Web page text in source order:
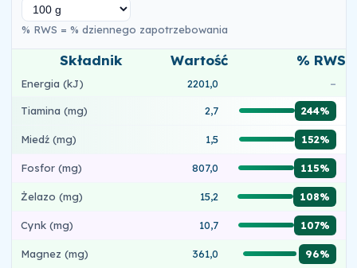
% RWS = % dziennego zapotrzebowania
Składnik Wartość % RWS
Energia (kJ) 2201,0 –
Tiamina (mg) 2,7 244%
Miedź (mg) 1,5 152%
Fosfor (mg) 807,0 115%
Żelazo (mg) 15,2 108%
Cynk (mg) 10,7 107%
Magnez (mg) 361,0 96%